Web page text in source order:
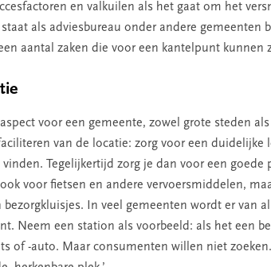
en valkuilen als het gaat om het
als adviesbureau onder andere gemeenten
aantal zaken die voor een kantelpunt kunnen
voor een gemeente, zowel grote steden
van de locatie: zorg voor een duidelijke
Tegelijkertijd zorg je dan voor een goede
voor fietsen en andere vervoersmiddelen,
bezorgkluisjes. In veel gemeenten wordt er van
Neem een station als voorbeeld: als het een
of -auto. Maar consumenten willen niet